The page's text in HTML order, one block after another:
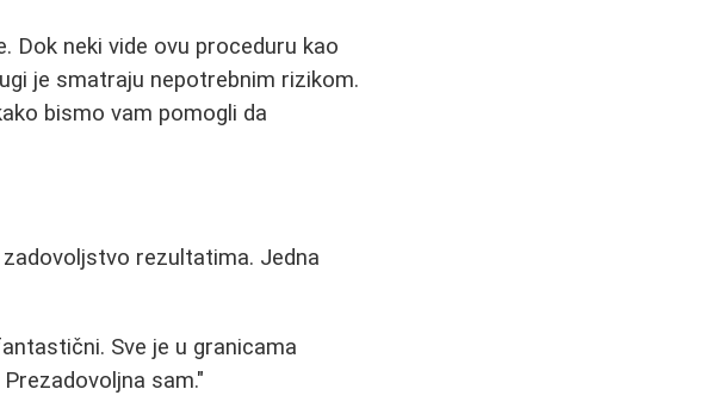
Dok neki vide ovu proceduru kao
je smatraju nepotrebnim rizikom.
bismo vam pomogli da
rezultatima. Jedna
Sve je u granicama
sam."